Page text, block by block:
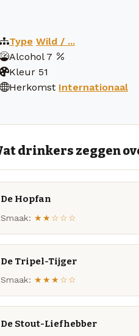
Type Wild / ...
Alcohol 7
Kleur 51
Herkomst Internationaal
drinkers zeggen
De Hopfan
Smaak: ★★☆☆☆
De Tripel-Tijger
Smaak: ★★★☆☆
De Stout-Liefhebber